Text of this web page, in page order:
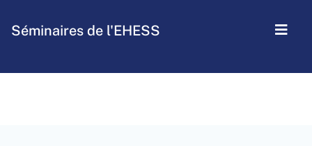
Séminaires de l'EHESS